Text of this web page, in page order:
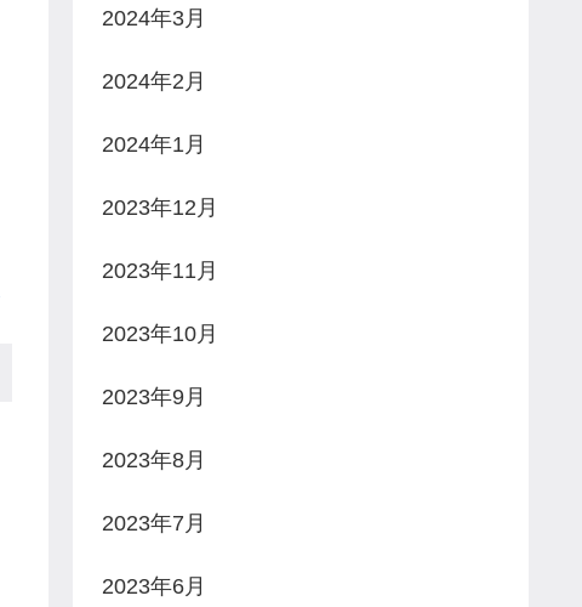
2024年3月
2024年2月
2024年1月
2023年12月
2023年11月
2023年10月
2023年9月
2023年8月
2023年7月
2023年6月